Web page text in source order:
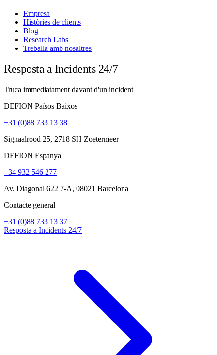
Empresa
Històries de clients
Blog
Research Labs
Treballa amb nosaltres
Resposta a Incidents 24/7
Truca immediatament davant d'un incident
DEFION Països Baixos
+31 (0)88 733 13 38
Signaalrood 25, 2718 SH Zoetermeer
DEFION Espanya
+34 932 546 277
Av. Diagonal 622 7-A, 08021 Barcelona
Contacte general
+31 (0)88 733 13 37
Resposta a Incidents 24/7